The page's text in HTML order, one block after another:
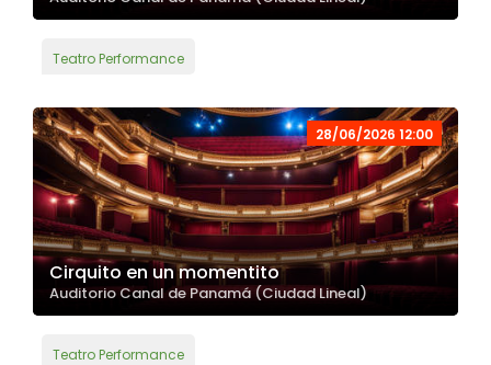
Teatro Performance
28/06/2026 12:00
Cirquito en un momentito
Auditorio Canal de Panamá (Ciudad Lineal)
Teatro Performance